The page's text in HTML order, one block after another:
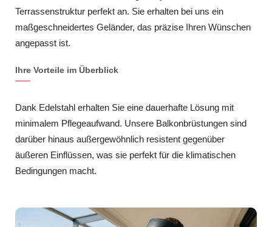
Terrassenstruktur perfekt an. Sie erhalten bei uns ein
maßgeschneidertes Geländer, das präzise Ihren Wünschen
angepasst ist.
Ihre Vorteile im Überblick
Dank Edelstahl erhalten Sie eine dauerhafte Lösung mit
minimalem Pflegeaufwand. Unsere Balkonbrüstungen sind
darüber hinaus außergewöhnlich resistent gegenüber
äußeren Einflüssen, was sie perfekt für die klimatischen
Bedingungen macht.